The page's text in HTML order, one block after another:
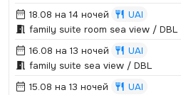
18.08 на 14 ночей
UAI
family suite room sea view / DBL
16.08 на 13 ночей
UAI
family suite sea view / DBL
15.08 на 13 ночей
UAI